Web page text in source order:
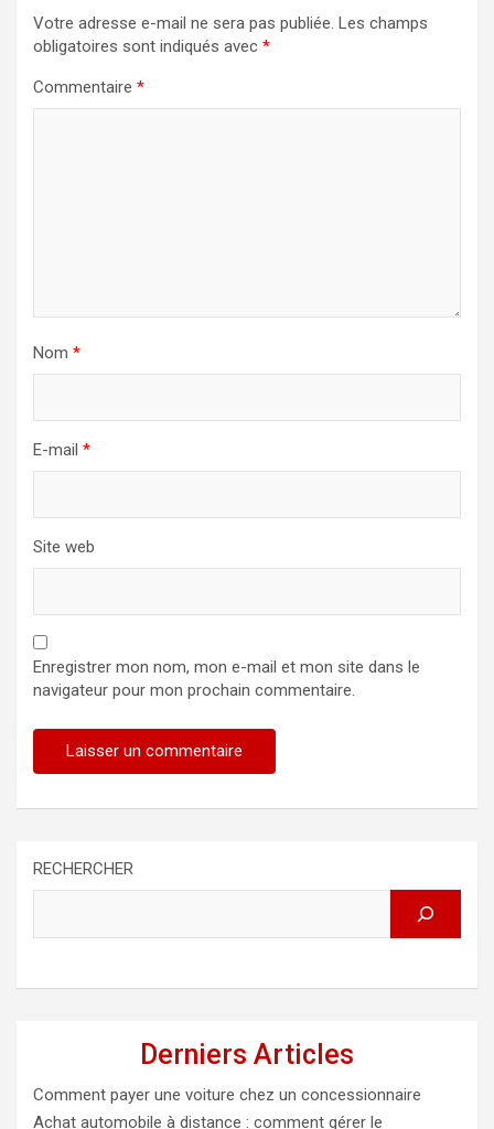
Votre adresse e-mail ne sera pas publiée. Les champs
obligatoires sont indiqués avec *
Commentaire *
Nom *
E-mail *
Site web
Enregistrer mon nom, mon e-mail et mon site dans le
navigateur pour mon prochain commentaire.
RECHERCHER
Derniers Articles
Comment payer une voiture chez un concessionnaire
Achat automobile à distance : comment gérer le